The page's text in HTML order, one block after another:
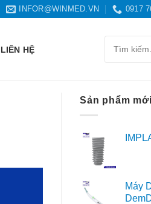
INFOR@WINMED.VN 0917
LIÊN HỆ
Sản phẩm mới
Máy